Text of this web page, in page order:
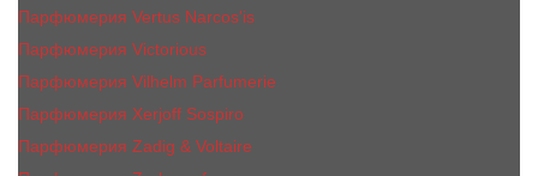
Парфюмерия Vertus Narcos'is
Парфюмерия Victorious
Парфюмерия Vilhelm Parfumerie
Парфюмерия Xerjoff Sospiro
Парфюмерия Zadig & Voltaire